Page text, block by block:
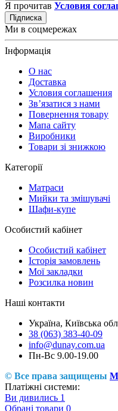
Я прочитав Условия
Підписка
Ми в соцмережах
Інформація
О нас
Доставка
Условия соглашения
Зв’язатися з нами
Повернення товару
Мапа сайту
Виробники
Товари зі знижкою
Категорії
Матраси
Мийки та змішувачі
Шафи-купе
Особистий кабінет
Особистий кабінет
Історія замовлень
Мої закладки
Розсилка новин
Наші контакти
Україна, Київська
38 (063) 383-40-09
info@dunay.com.ua
Пн-Вс 9.00-19.00
© Все права защищены
Платіжні системи:
Ви дивились 1
Обрані товари 0